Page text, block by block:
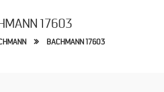
17603
BACHMANN 17603